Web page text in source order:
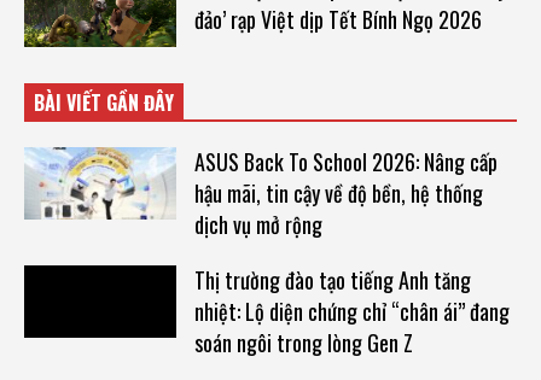
đảo’ rạp Việt dịp Tết Bính Ngọ 2026
BÀI VIẾT GẦN ĐÂY
ASUS Back To School 2026: Nâng cấp
hậu mãi, tin cậy về độ bền, hệ thống
dịch vụ mở rộng
Thị trường đào tạo tiếng Anh tăng
nhiệt: Lộ diện chứng chỉ “chân ái” đang
soán ngôi trong lòng Gen Z